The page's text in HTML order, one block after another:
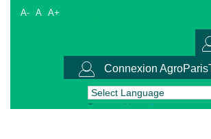
A- A A+
Connexion
Powered by